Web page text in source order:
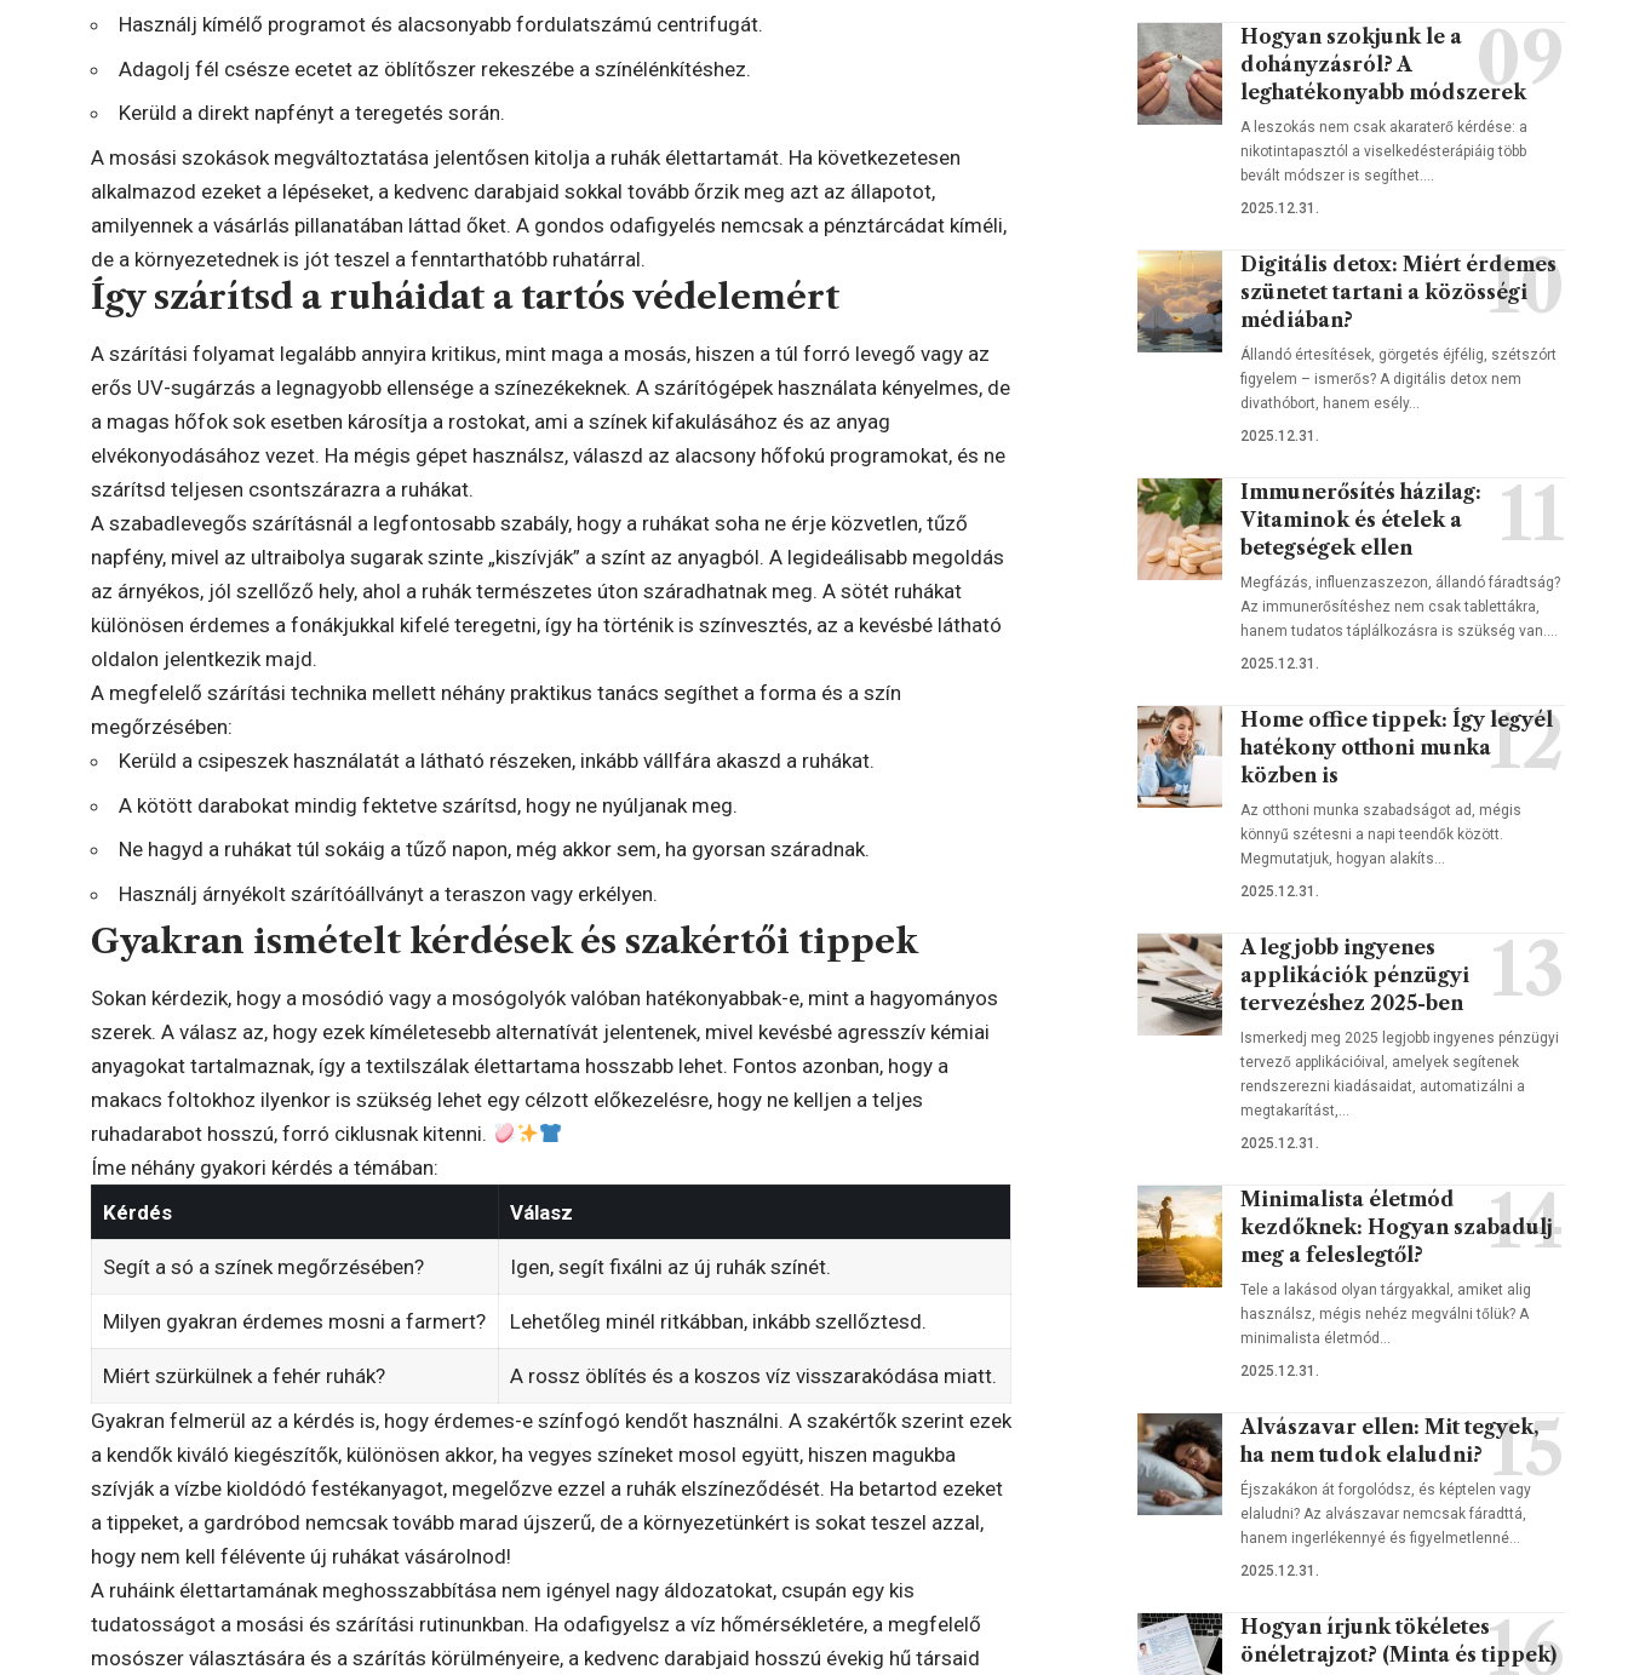
Használj kímélő programot és alacsonyabb fordulatszámú centrifugát.
Adagolj fél csésze ecetet az öblítőszer rekeszébe a színélénkítéshez.
Kerüld a direkt napfényt a teregetés során.
A mosási szokások megváltoztatása jelentősen kitolja a ruhák élettartamát. Ha következetesen
alkalmazod ezeket a lépéseket, a kedvenc darabjaid sokkal tovább őrzik meg azt az állapotot,
amilyennek a vásárlás pillanatában láttad őket. A gondos odafigyelés nemcsak a pénztárcádat kíméli,
de a környezetednek is jót teszel a fenntarthatóbb ruhatárral.
Így szárítsd a ruháidat a tartós védelemért
A szárítási folyamat legalább annyira kritikus, mint maga a mosás, hiszen a túl forró levegő vagy az
erős UV-sugárzás a legnagyobb ellensége a színezékeknek. A szárítógépek használata kényelmes, de
a magas hőfok sok esetben károsítja a rostokat, ami a színek kifakulásához és az anyag
elvékonyodásához vezet. Ha mégis gépet használsz, válaszd az alacsony hőfokú programokat, és ne
szárítsd teljesen csontszárazra a ruhákat.
A szabadlevegős szárításnál a legfontosabb szabály, hogy a ruhákat soha ne érje közvetlen, tűző
napfény, mivel az ultraibolya sugarak szinte „kiszívják” a színt az anyagból. A legideálisabb megoldás
az árnyékos, jól szellőző hely, ahol a ruhák természetes úton száradhatnak meg. A sötét ruhákat
különösen érdemes a fonákjukkal kifelé teregetni, így ha történik is színvesztés, az a kevésbé látható
oldalon jelentkezik majd.
A megfelelő szárítási technika mellett néhány praktikus tanács segíthet a forma és a szín
megőrzésében:
Kerüld a csipeszek használatát a látható részeken, inkább vállfára akaszd a ruhákat.
A kötött darabokat mindig fektetve szárítsd, hogy ne nyúljanak meg.
Ne hagyd a ruhákat túl sokáig a tűző napon, még akkor sem, ha gyorsan száradnak.
Használj árnyékolt szárítóállványt a teraszon vagy erkélyen.
Gyakran ismételt kérdések és szakértői tippek
Sokan kérdezik, hogy a mosódió vagy a mosógolyók valóban hatékonyabbak-e, mint a hagyományos
szerek. A válasz az, hogy ezek kíméletesebb alternatívát jelentenek, mivel kevésbé agresszív kémiai
anyagokat tartalmaznak, így a textilszálak élettartama hosszabb lehet. Fontos azonban, hogy a
makacs foltokhoz ilyenkor is szükség lehet egy célzott előkezelésre, hogy ne kelljen a teljes
ruhadarabot hosszú, forró ciklusnak kitenni.
Íme néhány gyakori kérdés a témában:
Kérdés
Válasz
Segít a só a színek megőrzésében? Igen, segít fixálni az új ruhák színét.
Milyen gyakran érdemes mosni a farmert? Lehetőleg minél ritkábban, inkább szellőztesd.
Miért szürkülnek a fehér ruhák?
A rossz öblítés és a koszos víz visszarakódása miatt.
Gyakran felmerül az a kérdés is, hogy érdemes-e színfogó kendőt használni. A szakértők szerint ezek
a kendők kiváló kiegészítők, különösen akkor, ha vegyes színeket mosol együtt, hiszen magukba
szívják a vízbe kioldódó festékanyagot, megelőzve ezzel a ruhák elszíneződését. Ha betartod ezeket
a tippeket, a gardróbod nemcsak tovább marad újszerű, de a környezetünkért is sokat teszel azzal,
hogy nem kell félévente új ruhákat vásárolnod!
A ruháink élettartamának meghosszabbítása nem igényel nagy áldozatokat, csupán egy kis
tudatosságot a mosási és szárítási rutinunkban. Ha odafigyelsz a víz hőmérsékletére, a megfelelő
mosószer választására és a szárítás körülményeire, a kedvenc darabjaid hosszú évekig hű társaid
Hogyan szokjunk le a
dohányzásról? A
leghatékonyabb módszerek
A leszokás nem csak akaraterő kérdése: a
nikotintapasztól a viselkedésterápiáig több
bevált módszer is segíthet.…
2025.12.31.
Digitális detox: Miért érdemes
szünetet tartani a közösségi
médiában?
Állandó értesítések, görgetés éjfélig, szétszórt
figyelem – ismerős? A digitális detox nem
divathóbort, hanem esély…
2025.12.31.
Immunerősítés házilag:
Vitaminok és ételek a
betegségek ellen
Megfázás, influenzaszezon, állandó fáradtság?
Az immunerősítéshez nem csak tablettákra,
hanem tudatos táplálkozásra is szükség van.…
2025.12.31.
Home office tippek: Így legyél
hatékony otthoni munka
közben is
Az otthoni munka szabadságot ad, mégis
könnyű szétesni a napi teendők között.
Megmutatjuk, hogyan alakíts…
2025.12.31.
A legjobb ingyenes
applikációk pénzügyi
tervezéshez 2025-ben
Ismerkedj meg 2025 legjobb ingyenes pénzügyi
tervező applikációival, amelyek segítenek
rendszerezni kiadásaidat, automatizálni a
megtakarítást,…
2025.12.31.
Minimalista életmód
kezdőknek: Hogyan szabadulj
meg a feleslegtől?
Tele a lakásod olyan tárgyakkal, amiket alig
használsz, mégis nehéz megválni tőlük? A
minimalista életmód…
2025.12.31.
Alvászavar ellen: Mit tegyek,
ha nem tudok elaludni?
Éjszakákon át forgolódsz, és képtelen vagy
elaludni? Az alvászavar nemcsak fáradttá,
hanem ingerlékennyé és figyelmetlenné…
2025.12.31.
Hogyan írjunk tökéletes
önéletrajzot? (Minta és tippek)